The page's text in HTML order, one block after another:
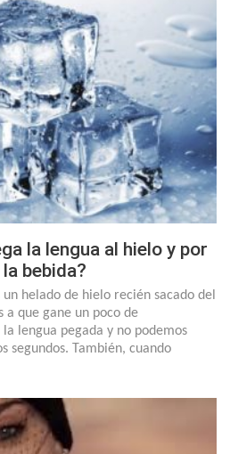
la lengua al hielo y por
bebida?
helado de hielo recién sacado del
a que gane un poco de
lengua pegada y no podemos
segundos. También, cuando